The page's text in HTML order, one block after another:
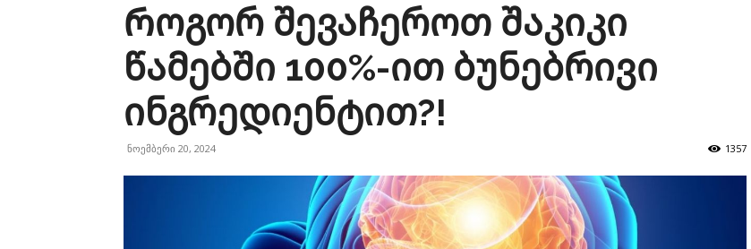
Როგორ შევაჩეროთ შაკიკი
წამებში 100%-ით ბუნებრივი
ინგრედიენტით?!
ნოემბერი 20, 2024 1357